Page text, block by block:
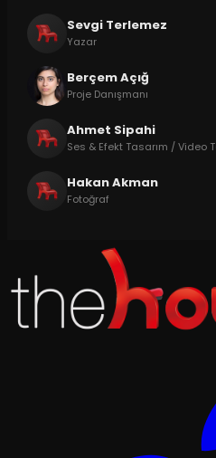
Sevgi Terlemez
Yazar
Berçem Açığ
Proje Danışmanı
Ahmet Sipahi
Ses & Efekt Tasarım / Video
Hakan Akman
Fotoğraf